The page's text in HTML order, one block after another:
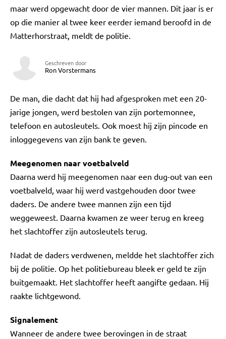
maar werd opgewacht door de vier mannen. Dit jaar is er
op die manier al twee keer eerder iemand beroofd in de
Matterhorstraat, meldt de politie.
Geschreven door
Ron Vorstermans
De man, die dacht dat hij had afgesproken met een 20-
jarige jongen, werd bestolen van zijn portemonnee,
telefoon en autosleutels. Ook moest hij zijn pincode en
inloggegevens van zijn bank te geven.
Meegenomen naar voetbalveld
Daarna werd hij meegenomen naar een dug-out van een
voetbalveld, waar hij werd vastgehouden door twee
daders. De andere twee mannen zijn een tijd
weggeweest. Daarna kwamen ze weer terug en kreeg
het slachtoffer zijn autosleutels terug.
Nadat de daders verdwenen, meldde het slachtoffer zich
bij de politie. Op het politiebureau bleek er geld te zijn
buitgemaakt. Het slachtoffer heeft aangifte gedaan. Hij
raakte lichtgewond.
Signalement
Wanneer de andere twee berovingen in de straat